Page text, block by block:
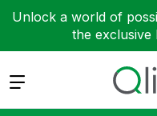
Unlock a world of
the exclusive
Expand